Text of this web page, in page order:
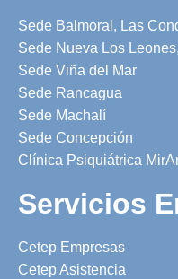
Sede Balmoral, Las
Sede Nueva Los
Sede Viña del Mar
Sede Rancagua
Sede Machalí
Sede Concepción
Clínica Psiquiátrica
Servicios
Cetep Empresas
Cetep Asistencia